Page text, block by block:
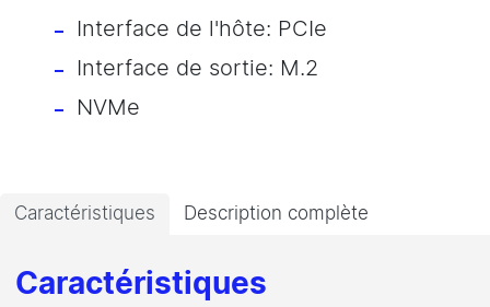
Interface de l'hôte: PCIe
Interface de sortie: M.2
NVMe
Caractéristiques Description complète
Caractéristiques